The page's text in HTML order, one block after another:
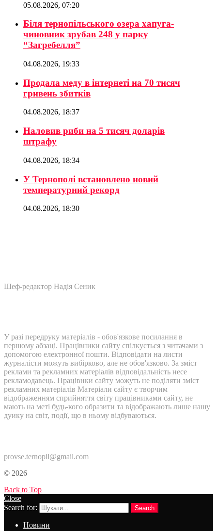
05.08.2026, 07:20
Біля тернопільського озера хапуга-
чиновник зрубав 248 у парку
“Загребелля”
04.08.2026, 19:33
Продала меду в інтернеті на 70 тисяч
гривень збитків
04.08.2026, 18:37
Наловив риби на 5 тисяч доларів
штрафу
04.08.2026, 18:34
У Тернополі встановлено новий
температурний рекорд
04.08.2026, 18:30
Шеф-редактор Надія Сеник
У разі передруку матеріалів - обов'язкове посилання в
першому абзаці. Працівники сайту спілкується з читачами з
допомогою електронної пошти. Відповідати на листи
журналісти можуть вибірково, але не обов'язково. За зміст
реклами та рекламних матеріалів відповідальність несе
рекламодавець. Працівнки сайту можуть не поділяти зміст
рекламних матеріалів Матеріали сайту є творчим
відображенням сприйняття світу працівниками сайту, не
мають на меті будь-кого образити та відображають лише нашу
дуику на світ, події, що в ньому відбуваються.
provse.ternopil@gmail.com
© 2026
Back to Top
Close
Search for:
Search
Новини